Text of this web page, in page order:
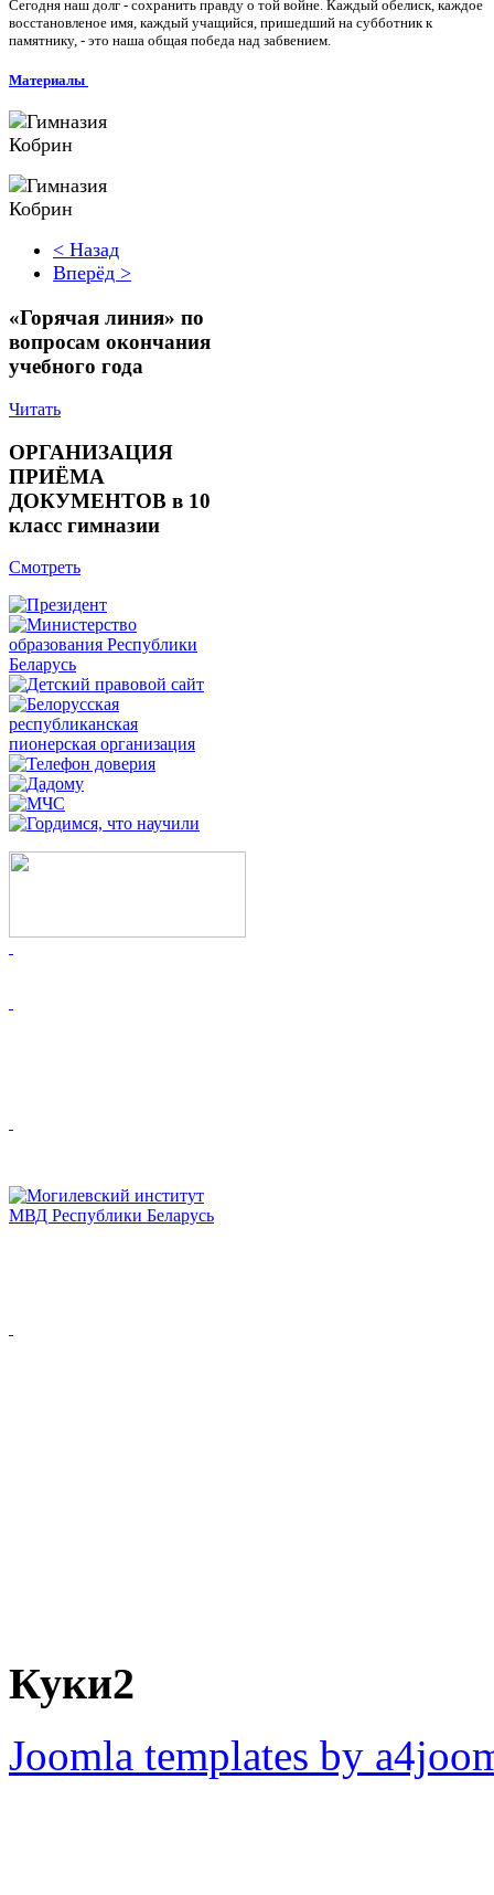
Сегодня наш долг - сохранить правду о той войне. Каждый обелиск, каждое
восстановленое имя, каждый учащийся, пришедший на субботник к
памятнику, - это наша общая победа над забвением.
Материалы
< Назад
Вперёд >
«Горячая линия» по
вопросам окончания
учебного года
Читать
ОРГАНИЗАЦИЯ
ПРИЁМА
ДОКУМЕНТОВ в 10
класс гимназии
Смотреть
Куки2
Joomla templates by